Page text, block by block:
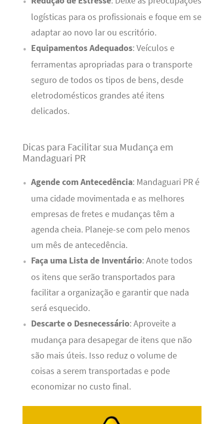
logísticas para os profissionais e foque em se
adaptar ao novo lar ou escritório.
Equipamentos Adequados: Veículos e
ferramentas apropriadas para o transporte
seguro de todos os tipos de bens, desde
eletrodomésticos grandes até itens
delicados.
Dicas para Facilitar sua Mudança em
Mandaguari PR
Agende com Antecedência: Mandaguari PR é
uma cidade movimentada e as melhores
empresas de fretes e mudanças têm a
agenda cheia. Planeje-se com pelo menos
um mês de antecedência.
Faça uma Lista de Inventário: Anote todos
os itens que serão transportados para
facilitar a organização e garantir que nada
será esquecido.
Descarte o Desnecessário: Aproveite a
mudança para desapegar de itens que não
são mais úteis. Isso reduz o volume de
coisas a serem transportadas e pode
economizar no custo final.